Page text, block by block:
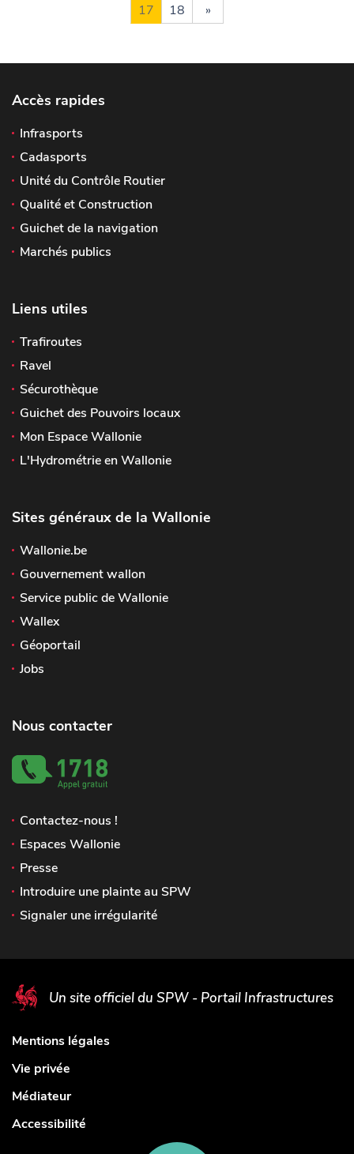
17
18 »
Accès rapides
Infrasports
Cadasports
Unité du Contrôle Routier
Qualité et Construction
Guichet de la navigation
Marchés publics
Liens utiles
Trafiroutes
Ravel
Sécurothèque
Guichet des Pouvoirs locaux
Mon Espace Wallonie
L'Hydrométrie en Wallonie
Sites généraux de la Wallonie
Wallonie.be
Gouvernement wallon
Service public de Wallonie
Wallex
Géoportail
Jobs
Nous contacter
Contactez-nous !
Espaces Wallonie
Presse
Introduire une plainte au SPW
Signaler une irrégularité
Un site officiel du SPW - Portail Infrastructures
Mentions légales
Vie privée
Médiateur
Accessibilité